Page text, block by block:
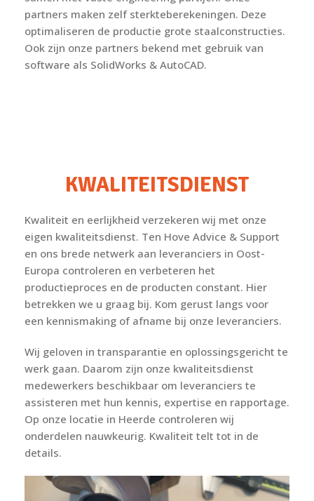
partners maken zelf sterkteberekeningen. Deze
optimaliseren de productie grote staalconstructies.
Ook zijn onze partners bekend met gebruik van
software als SolidWorks & AutoCAD.
KWALITEITSDIENST
Kwaliteit en eerlijkheid verzekeren wij met onze
eigen kwaliteitsdienst. Ten Hove Advice & Support
en ons brede netwerk aan leveranciers in Oost-
Europa controleren en verbeteren het
productieproces en de producten constant. Hier
betrekken we u graag bij. Kom gerust langs voor
een kennismaking of afname bij onze leveranciers.
Wij geloven in transparantie en oplossingsgericht te
werk gaan. Daarom zijn onze kwaliteitsdienst
medewerkers beschikbaar om leveranciers te
assisteren met hun kennis, expertise en rapportage.
Op onze locatie in Heerde controleren wij
onderdelen nauwkeurig. Kwaliteit telt tot in de
details.